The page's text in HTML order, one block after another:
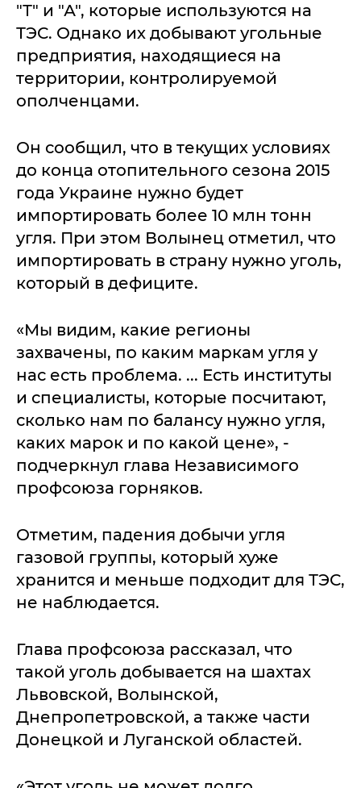
"Т" и "А", которые используются на
ТЭС. Однако их добывают угольные
предприятия, находящиеся на
территории, контролируемой
ополченцами.
Он сообщил, что в текущих условиях
до конца отопительного сезона 2015
года Украине нужно будет
импортировать более 10 млн тонн
угля. При этом Волынец отметил, что
импортировать в страну нужно уголь,
который в дефиците.
«Мы видим, какие регионы
захвачены, по каким маркам угля у
нас есть проблема. ... Есть институты
и специалисты, которые посчитают,
сколько нам по балансу нужно угля,
каких марок и по какой цене», -
подчеркнул глава Независимого
профсоюза горняков.
Отметим, падения добычи угля
газовой группы, который хуже
хранится и меньше подходит для ТЭС,
не наблюдается.
Глава профсоюза рассказал, что
такой уголь добывается на шахтах
Львовской, Волынской,
Днепропетровской, а также части
Донецкой и Луганской областей.